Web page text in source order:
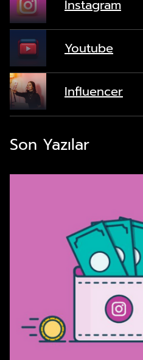
Instagram
Youtube
Influencer
Son Yazılar